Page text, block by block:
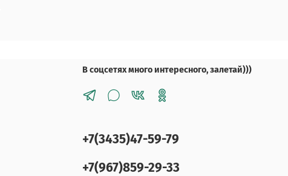
В соцсетях много интересного, залетай)))
+7(3435)47-59-79
+7(967)859-29-33